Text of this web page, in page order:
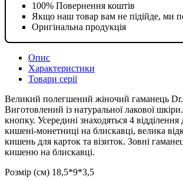
100% Повернення коштів
Якщо наш товар вам не підійде, ми
Оригінальна продукція
Опис
Характеристики
Товари серії
Великий полегшений жіночий гаманець
Виготовлений із натуральної лакової
кнопку. Усередині знаходяться 4 відділення
кишені-монетниці на блискавці, велика
кишень для карток та візиток. Зовні
кишеню на блискавці.
Розмір (см) 18,5*9*3,5